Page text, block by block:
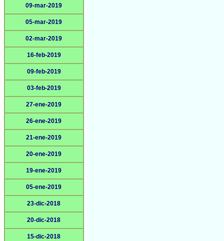
09-mar-2019
05-mar-2019
02-mar-2019
16-feb-2019
09-feb-2019
03-feb-2019
27-ene-2019
26-ene-2019
21-ene-2019
20-ene-2019
19-ene-2019
05-ene-2019
23-dic-2018
20-dic-2018
15-dic-2018